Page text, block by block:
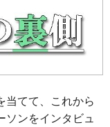
当てて、これから
ンをインタビュ